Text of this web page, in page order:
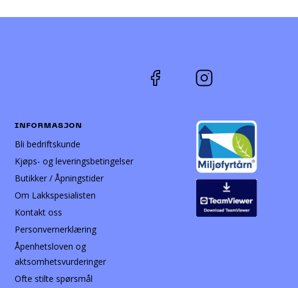
INFORMASJON
Bli bedriftskunde
Kjøps- og leveringsbetingelser
Butikker / Åpningstider
Om Lakkspesialisten
Kontakt oss
Personvernerklæring
Åpenhetsloven og
aktsomhetsvurderinger
Ofte stilte spørsmål